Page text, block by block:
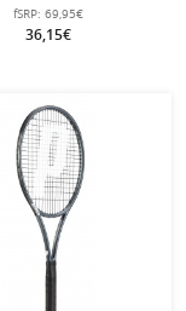
fSRP: 69,95€
36,15€